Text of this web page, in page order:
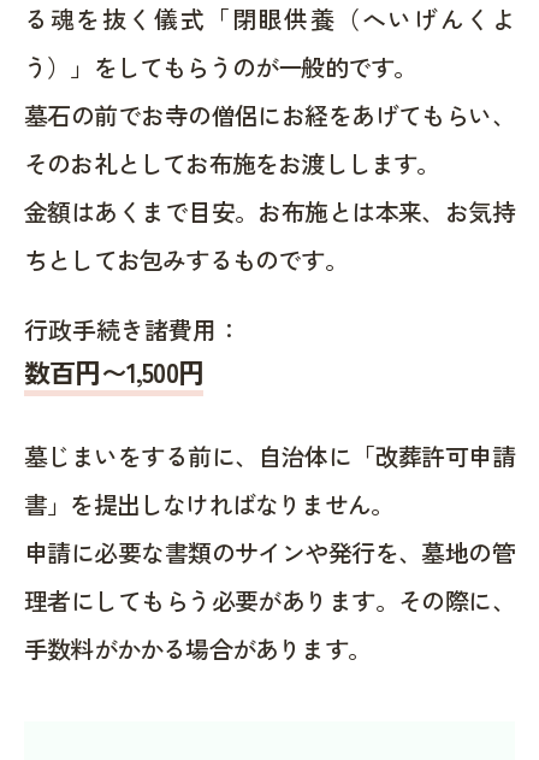
る魂を抜く儀式「閉眼供養（へいげんくよ
う）」をしてもらうのが一般的です。
墓石の前でお寺の僧侶にお経をあげてもらい、
そのお礼としてお布施をお渡しします。
金額はあくまで目安。お布施とは本来、お気持
ちとしてお包みするものです。
行政手続き諸費用：
数百円〜1,500円
墓じまいをする前に、自治体に「改葬許可申請
書」を提出しなければなりません。
申請に必要な書類のサインや発行を、墓地の管
理者にしてもらう必要があります。その際に、
手数料がかかる場合があります。